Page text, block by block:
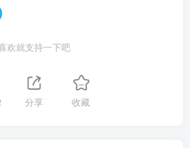
欢就支持一下吧
分享 收藏